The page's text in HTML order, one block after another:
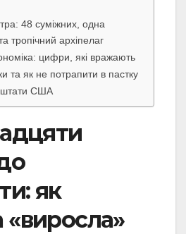
48 суміжних, одна
тропічний архіпелаг
цифри, які вражають
та як не потрапити в пастку
штати США
як